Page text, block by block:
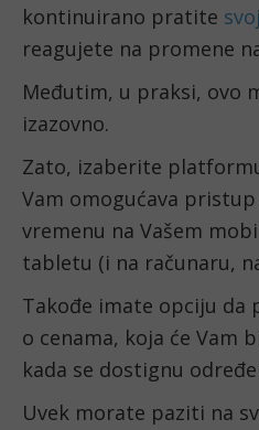
kontinuirano pratite
reagujete na promene
Međutim, u praksi, ovo
izazovno.
Zato, izaberite
Vam omogućava
vremenu na Vašem
tabletu (i na računaru,
Takođe imate opciju da
o cenama, koja će Vam
kada se dostignu
Uvek morate paziti na